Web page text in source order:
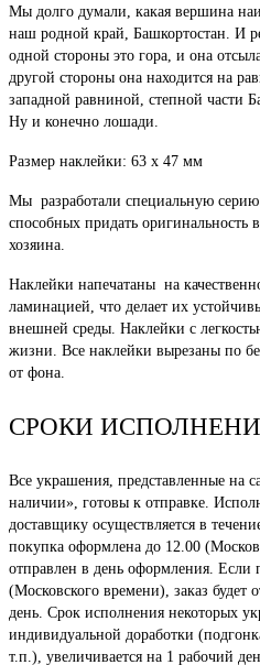
Мы долго думали, какая вершина
наш родной край, Башкортостан. И
одной стороны это гора, и она
другой стороны она находится на
западной равниной, степной части
Ну и конечно лошади.
Размер наклейки: 63 х 47 мм
Мы разработали специальную
способных придать оригинальность
хозяина.
Наклейки напечатаны на
ламинацией, что делает их
внешней среды. Наклейки с
жизни. Все наклейки вырезаны по
от фона.
СРОКИ
Все украшения, представленные на
наличии», готовы к отправке.
доставщику осуществляется в
покупка оформлена до 12.00
отправлен в день оформления. Если
(Московского времени), заказ
день. Срок исполнения некоторых
индивидуальной доработки
т.п.), увеличивается на 1 рабочий